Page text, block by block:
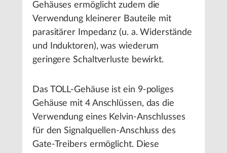
Gehäuses ermöglicht zudem die
Verwendung kleinerer Bauteile mit
parasitärer Impedanz (u. a. Widerstände
und Induktoren), was wiederum
geringere Schaltverluste bewirkt.
Das TOLL-Gehäuse ist ein 9-poliges
Gehäuse mit 4 Anschlüssen, das die
Verwendung eines Kelvin-Anschlusses
für den Signalquellen-Anschluss des
Gate-Treibers ermöglicht. Diese